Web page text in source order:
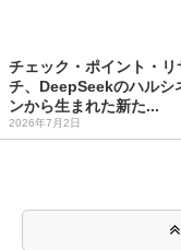
チェック・ポイント・リ
チ、DeepSeekのハルシ
ンから生まれた新た...
2026年7月2日